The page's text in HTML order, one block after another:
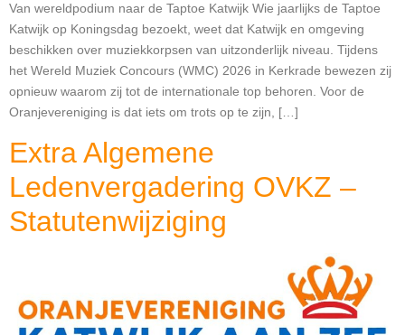
Van wereldpodium naar de Taptoe Katwijk Wie jaarlijks de Taptoe
Katwijk op Koningsdag bezoekt, weet dat Katwijk en omgeving
beschikken over muziekkorpsen van uitzonderlijk niveau. Tijdens
het Wereld Muziek Concours (WMC) 2026 in Kerkrade bewezen zij
opnieuw waarom zij tot de internationale top behoren. Voor de
Oranjevereniging is dat iets om trots op te zijn, […]
Extra Algemene
Ledenvergadering OVKZ –
Statutenwijziging